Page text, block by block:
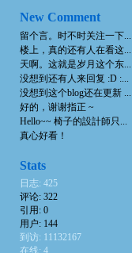
New Comment
留个言。时不时关注一下...
楼上，真的还有人在看这...
天啊。这就是岁月这个东...
没想到还有人来回复 :D :...
没想到这个blog还在更新 ...
好的，谢谢指正 ~
Hello~~ 椅子的設計師只...
真心好看！
Stats
日志: 425
评论: 322
引用: 0
用户: 144
到访: 11132167
在线: 4